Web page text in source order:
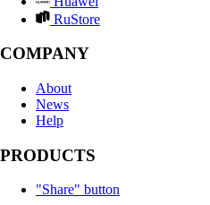
RuStore
COMPANY
About
News
Help
PRODUCTS
"Share" button